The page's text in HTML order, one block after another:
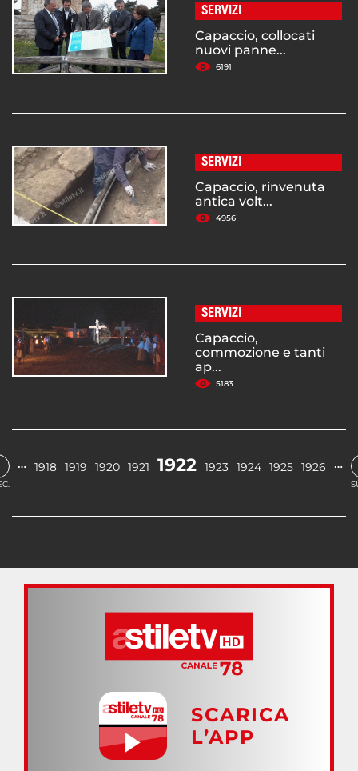
SERVIZI
Capaccio, collocati
nuovi panne...
6191
SERVIZI
Capaccio, rinvenuta
antica volt...
4956
SERVIZI
Capaccio,
commozione e tanti
ap...
5183
… 1918 1919 1920 1921 1922 1923 1924 1925 1926 …
SCARICA
L’APP